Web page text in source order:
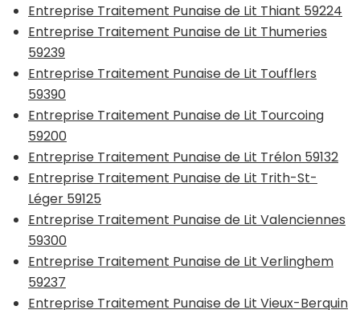
Entreprise Traitement Punaise de Lit Thiant 59224
Entreprise Traitement Punaise de Lit Thumeries
59239
Entreprise Traitement Punaise de Lit Toufflers
59390
Entreprise Traitement Punaise de Lit Tourcoing
59200
Entreprise Traitement Punaise de Lit Trélon 59132
Entreprise Traitement Punaise de Lit Trith-St-
Léger 59125
Entreprise Traitement Punaise de Lit Valenciennes
59300
Entreprise Traitement Punaise de Lit Verlinghem
59237
Entreprise Traitement Punaise de Lit Vieux-Berquin